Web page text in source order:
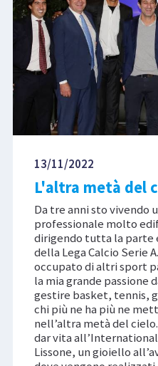
13/11/2022
L'altra metà del
Da tre anni sto vivendo
professionale molto
dirigendo tutta la parte
della Lega Calcio Serie
occupato di altri sport
la mia grande passione
gestire basket, tennis,
chi più ne ha più ne
nell’altra metà del
dar vita
Lissone, un gioiello